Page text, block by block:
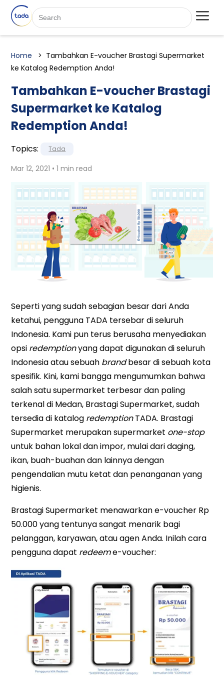
Home
Tambahkan E-voucher Brastagi Supermarket
ke Katalog Redemption Anda!
Tambahkan E-voucher Brastagi
Supermarket ke Katalog
Redemption Anda!
Topics: Tada
Mar 12, 2021 • 1 min read
Seperti yang sudah sebagian besar dari Anda
ketahui, pengguna TADA tersebar di seluruh
Indonesia. Kami pun terus berusaha menyediakan
opsi redemptionyang dapat digunakan di seluruh
Indonesia atau sebuah brandbesar di sebuah kota
spesifik. Kini, kami bangga mengumumkan bahwa
salah satu supermarket terbesar dan paling
terkenal di Medan, Brastagi Supermarket, sudah
tersedia di katalog redemptionTADA. Brastagi
Supermarket merupakan supermarket one-stop
untuk bahan lokal dan impor, mulai dari daging,
ikan, buah-buahan dan lainnya dengan
pengendalian mutu ketat dan penanganan yang
higienis.
Brastagi Supermarket menawarkan e-voucher Rp
50.000 yang tentunya sangat menarik bagi
pelanggan, karyawan, atau agen Anda. Inilah cara
pengguna dapat redeeme-voucher: